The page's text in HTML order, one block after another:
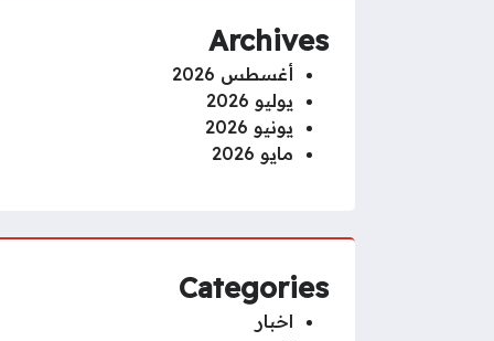
Archives
أغسطس 2026
يوليو 2026
يونيو 2026
مايو 2026
Categories
اخبار